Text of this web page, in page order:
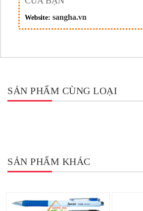
Website: sangha.vn
SẢN PHẨM CÙNG LOẠI
SẢN PHẨM KHÁC